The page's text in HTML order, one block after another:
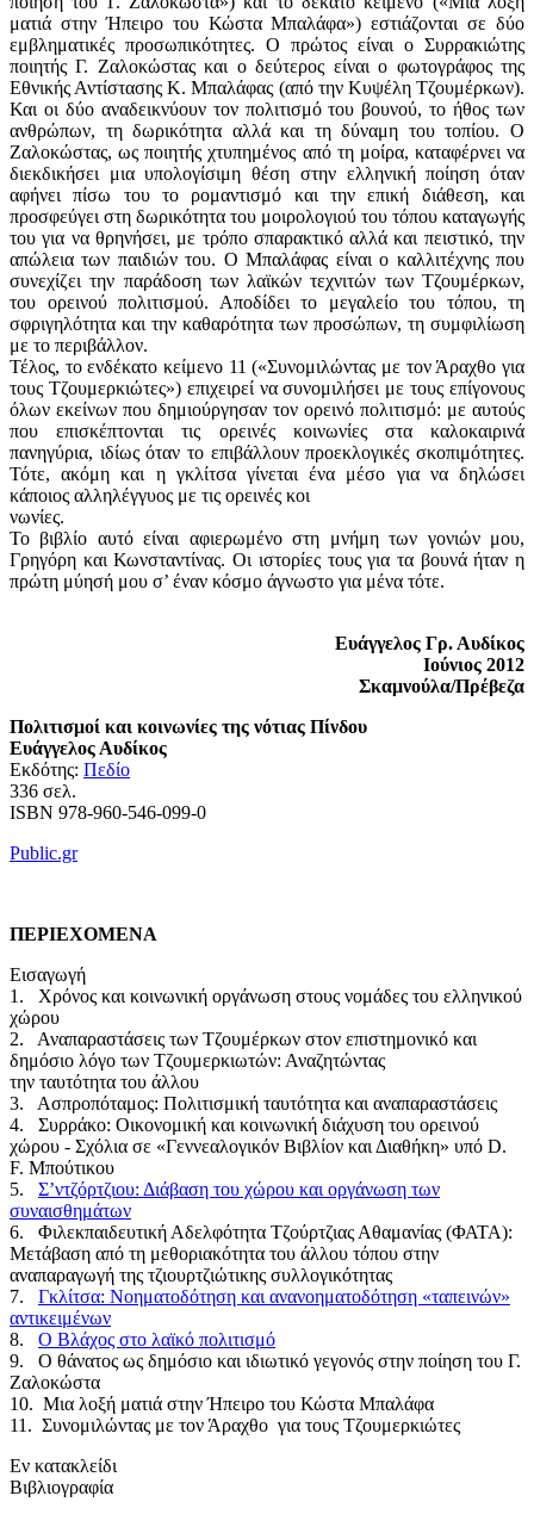
ματιά στην Ήπειρο του Κώστα Μπαλάφα») εστιάζονται σε δύο
εμβληματικές προσωπικότητες. Ο πρώτος είναι ο Συρρακιώτης
ποιητής Γ. Ζαλοκώστας και ο δεύτερος είναι ο φωτογράφος της
Εθνικής Αντίστασης Κ. Μπαλάφας (από την Κυψέλη Τζουμέρκων).
Και οι δύο αναδεικνύουν τον πολιτισμό του βουνού, το ήθος των
ανθρώπων, τη δωρικότητα αλλά και τη δύναμη του τοπίου. Ο
Ζαλοκώστας, ως ποιητής χτυπημένος από τη μοίρα, καταφέρνει να
διεκδικήσει μια υπολογίσιμη θέση στην ελληνική ποίηση όταν
αφήνει πίσω του το ρομαντισμό και την επική διάθεση, και
προσφεύγει στη δωρικότητα του μοιρολογιού του τόπου καταγωγής
του για να θρηνήσει, με τρόπο σπαρακτικό αλλά και πειστικό, την
απώλεια των παιδιών του. Ο Μπαλάφας είναι ο καλλιτέχνης που
συνεχίζει την παράδοση των λαϊκών τεχνιτών των Τζουμέρκων,
του ορεινού πολιτισμού. Αποδίδει το μεγαλείο του τόπου, τη
σφριγηλότητα και την καθαρότητα των προσώπων, τη συμφιλίωση
με το περιβάλλον.
Τέλος, το ενδέκατο κείμενο 11 («Συνομιλώντας με τον Άραχθο για
τους Τζουμερκιώτες») επιχειρεί να συνομιλήσει με τους επίγονους
όλων εκείνων που δημιούργησαν τον ορεινό πολιτισμό: με αυτούς
που επισκέπτονται τις ορεινές κοινωνίες στα καλοκαιρινά
πανηγύρια, ιδίως όταν το επιβάλλουν προεκλογικές σκοπιμότητες.
Τότε, ακόμη και η γκλίτσα γίνεται ένα μέσο για να δηλώσει
κάποιος αλληλέγγυος με τις ορεινές κοι
νωνίες.
Το βιβλίο αυτό είναι αφιερωμένο στη μνήμη των γονιών μου,
Γρηγόρη και Κωνσταντίνας. Οι ιστορίες τους για τα βουνά ήταν η
πρώτη μύησή μου σ’ έναν κόσμο άγνωστο για μένα τότε.
Ευάγγελος Γρ. Αυδίκος
Ιούνιος 2012
Σκαμνούλα/Πρέβεζα
Πολιτισμοί και κοινωνίες της νότιας Πίνδου
Ευάγγελος Αυδίκος
Εκδότης: Πεδίο
336 σελ.
ISBN 978-960-546-099-0
Public.gr
ΠΕΡΙΕΧΟΜΕΝΑ
Εισαγωγή
1. Χρόνος και κοινωνική οργάνωση στους νομάδες του ελληνικού
χώρου
2. Αναπαραστάσεις των Τζουμέρκων στον επιστημονικό και
δημόσιο λόγο των Τζουμερκιωτών: Αναζητώντας
την ταυτότητα του άλλου
3. Ασπροπόταμος: Πολιτισμική ταυτότητα και αναπαραστάσεις
4. Συρράκο: Οικονομική και κοινωνική διάχυση του ορεινού
χώρου - Σχόλια σε «Γεννεαλογικόν Βιβλίον και Διαθήκη» υπό D.
F. Μπούτικου
5. Σ’ντζόρτζιου: Διάβαση του χώρου και οργάνωση των
συναισθημάτων
6. Φιλεκπαιδευτική Αδελφότητα Τζούρτζιας Αθαμανίας (ΦΑΤΑ):
Μετάβαση από τη μεθοριακότητα του άλλου τόπου στην
αναπαραγωγή της τζιουρτζιώτικης συλλογικότητας
7. Γκλίτσα: Νοηματοδότηση και ανανοηματοδότηση «ταπεινών»
αντικειμένων
8. Ο Βλάχος στο λαϊκό πολιτισμό
9. Ο θάνατος ως δημόσιο και ιδιωτικό γεγονός στην ποίηση του Γ.
Ζαλοκώστα
10. Μια λοξή ματιά στην Ήπειρο του Κώστα Μπαλάφα
11. Συνομιλώντας με τον Άραχθο για τους Τζουμερκιώτες
Εν κατακλείδι
Βιβλιογραφία